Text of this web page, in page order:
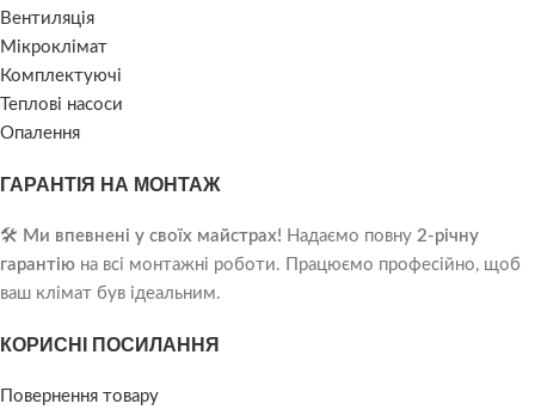
Вентиляція
Мікроклімат
Комплектуючі
Теплові насоси
Опалення
ГАРАНТІЯ НА МОНТАЖ
🛠️ Ми впевнені у своїх майстрах! Надаємо повну 2-річну
гарантію на всі монтажні роботи. Працюємо професійно, щоб
ваш клімат був ідеальним.
КОРИСНІ ПОСИЛАННЯ
Повернення товару